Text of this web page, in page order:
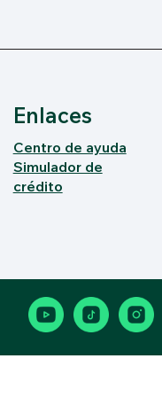
Enlaces
Centro de ayuda
Simulador de
crédito